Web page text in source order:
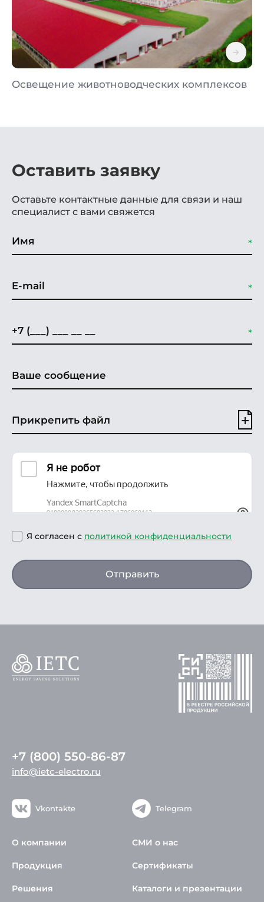
Освещение животноводческих комплексов
Оставить заявку
Оставьте контактные данные для связи и наш
специалист с вами свяжется
Прикрепить файл
Я согласен с политикой конфиденциальности
Отправить
+7 (800) 550-86-87
info@ietc-electro.ru
Vkontakte Telegram
О компании
Продукция
Решения
СМИ о нас
Сертификаты
Каталоги и презентации